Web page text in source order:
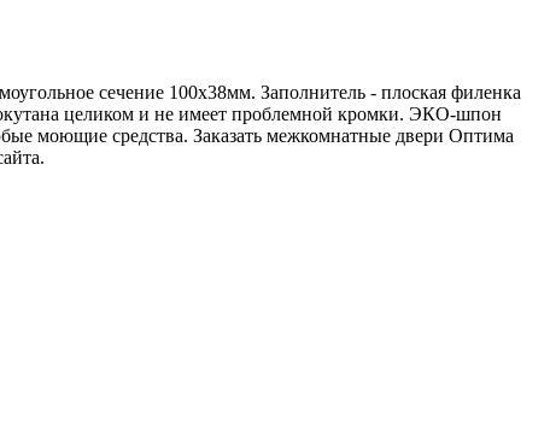
сечение 100х38мм. Заполнитель - плоская филенка
целиком и не имеет проблемной кромки. ЭКО-шпон
моющие средства. Заказать межкомнатные двери Оптима